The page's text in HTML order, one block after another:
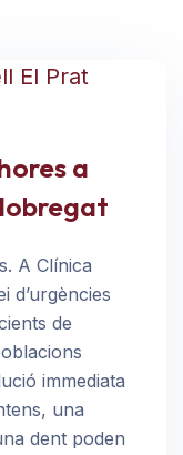
a
A Clínica
d’urgències
de
immediata
una
dent poden